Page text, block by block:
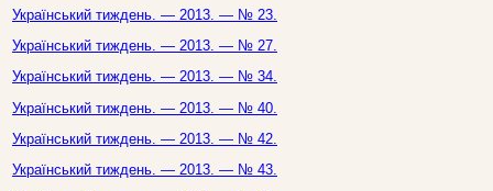
Український тиждень. — 2013. — № 23.
Український тиждень. — 2013. — № 27.
Український тиждень. — 2013. — № 34.
Український тиждень. — 2013. — № 40.
Український тиждень. — 2013. — № 42.
Український тиждень. — 2013. — № 43.